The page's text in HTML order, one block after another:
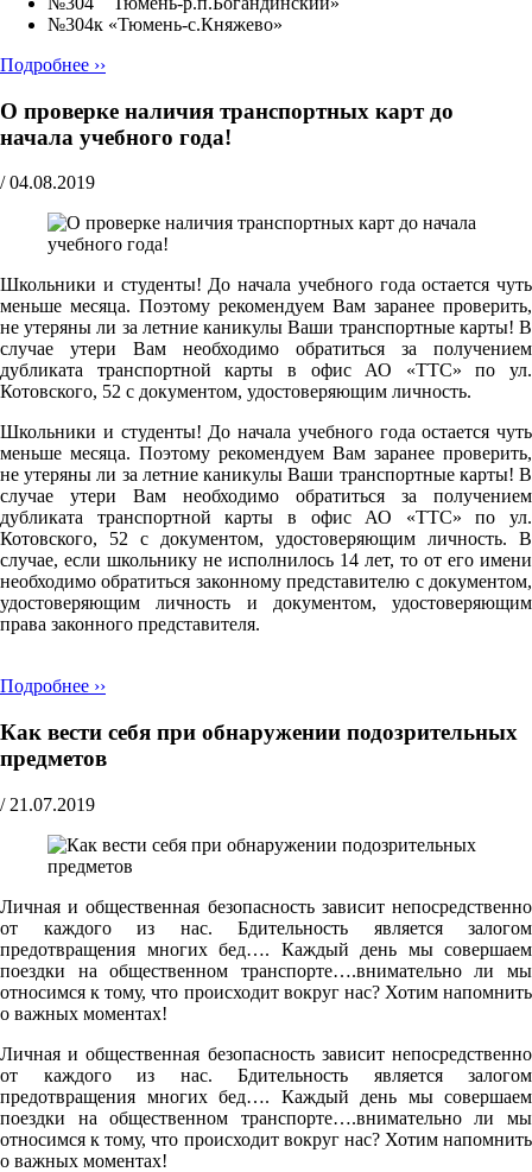
№304к «Тюмень-с.Княжево»
Подробнее ››
О проверке наличия транспортных карт до
начала учебного года!
/ 04.08.2019
Школьники и студенты! До начала учебного года остается чуть
меньше месяца. Поэтому рекомендуем Вам заранее проверить,
не утеряны ли за летние каникулы Ваши транспортные карты! В
случае утери Вам необходимо обратиться за получением
дубликата транспортной карты в офис АО «ТТС» по ул.
Котовского, 52 с документом, удостоверяющим личность.
Школьники и студенты! До начала учебного года остается чуть
меньше месяца. Поэтому рекомендуем Вам заранее проверить,
не утеряны ли за летние каникулы Ваши транспортные карты! В
случае утери Вам необходимо обратиться за получением
дубликата транспортной карты в офис АО «ТТС» по ул.
Котовского, 52 с документом, удостоверяющим личность. В
случае, если школьнику не исполнилось 14 лет, то от его имени
необходимо обратиться законному представителю с документом,
удостоверяющим личность и документом, удостоверяющим
права законного представителя.
Подробнее ››
Как вести себя при обнаружении подозрительных
предметов
/ 21.07.2019
Личная и общественная безопасность зависит непосредственно
от каждого из нас. Бдительность является залогом
предотвращения многих бед…. Каждый день мы совершаем
поездки на общественном транспорте….внимательно ли мы
относимся к тому, что происходит вокруг нас? Хотим напомнить
о важных моментах!
Личная и общественная безопасность зависит непосредственно
от каждого из нас. Бдительность является залогом
предотвращения многих бед…. Каждый день мы совершаем
поездки на общественном транспорте….внимательно ли мы
относимся к тому, что происходит вокруг нас? Хотим напомнить
о важных моментах!